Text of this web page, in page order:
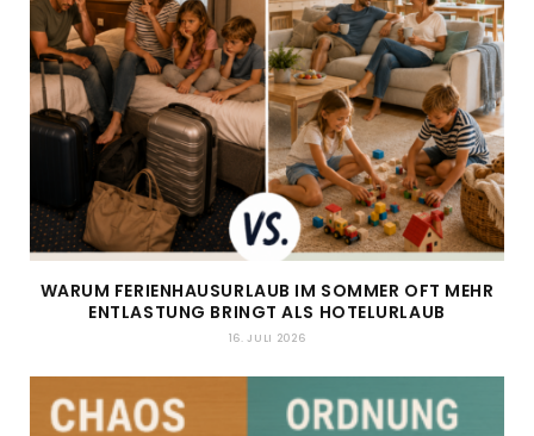
WARUM FERIENHAUSURLAUB IM SOMMER OFT MEHR
ENTLASTUNG BRINGT ALS HOTELURLAUB
16. JULI 2026